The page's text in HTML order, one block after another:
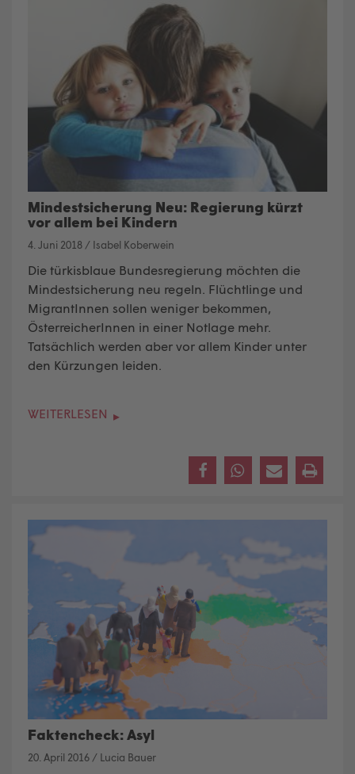
Mindestsicherung Neu: Regierung kürzt
vor allem bei Kindern
4. Juni 2018 / Isabel Koberwein
Die türkisblaue Bundesregierung möchten die
Mindestsicherung neu regeln. Flüchtlinge und
MigrantInnen sollen weniger bekommen,
ÖsterreicherInnen in einer Notlage mehr.
Tatsächlich werden aber vor allem Kinder unter
den Kürzungen leiden.
WEITERLESEN
Faktencheck: Asyl
20. April 2016 / Lucia Bauer